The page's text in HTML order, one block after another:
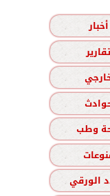
أخبار
تقارير
وطب
الورقي